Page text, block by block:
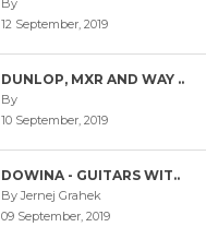
By
12 September, 2019
DUNLOP, MXR AND WAY ..
By
10 September, 2019
DOWINA - GUITARS WIT..
By Jernej Grahek
09 September, 2019